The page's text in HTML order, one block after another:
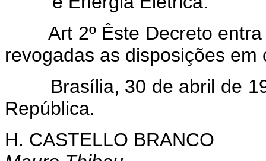
Art 2º Êste Decreto entra
revogadas as disposições em
Brasília, 30 de abril de
República.
H. CASTELLO BRANCO